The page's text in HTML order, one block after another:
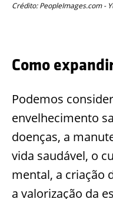
Crédito: PeopleImages.com -
Como
Podemos
envelhecimento
doenças, a
vida saudável, o
mental, a criação
a valorização da